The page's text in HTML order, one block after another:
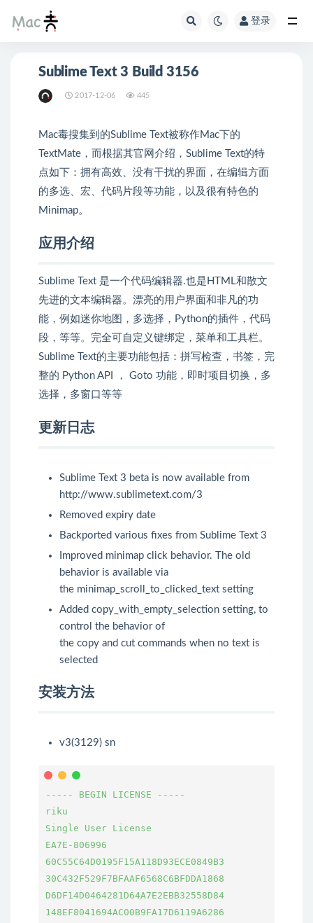
登录
Sublime Text 3 Build 3156
2017-12-06 445
Mac毒搜集到的Sublime Text被称作Mac下的
TextMate，而根据其官网介绍，Sublime Text的特
点如下：拥有高效、没有干扰的界面，在编辑方面
的多选、宏、代码片段等功能，以及很有特色的
Minimap。
应用介绍
Sublime Text 是一个代码编辑器.也是HTML和散文
先进的文本编辑器。漂亮的用户界面和非凡的功
能，例如迷你地图，多选择，Python的插件，代码
段，等等。完全可自定义键绑定，菜单和工具栏。
Sublime Text的主要功能包括：拼写检查，书签，完
整的 Python API ， Goto 功能，即时项目切换，多
选择，多窗口等等
更新日志
Sublime Text 3 beta is now available from
http://www.sublimetext.com/3
Removed expiry date
Backported various fixes from Sublime Text 3
Improved minimap click behavior. The old
behavior is available via
the minimap_scroll_to_clicked_text setting
Added copy_with_empty_selection setting, to
control the behavior of
the copy and cut commands when no text is
selected
安装方法
v3(3129) sn
----- BEGIN LICENSE -----
riku
Single User License
EA7E-806996
60C55C64D0195F15A118D93ECE0849B3
30C432F529F7BFAAF6568C6BFDDA1868
D6DF14D0464281D64A7E2EBB32558D84
148EF8041694AC00B9FA17D6119A6286